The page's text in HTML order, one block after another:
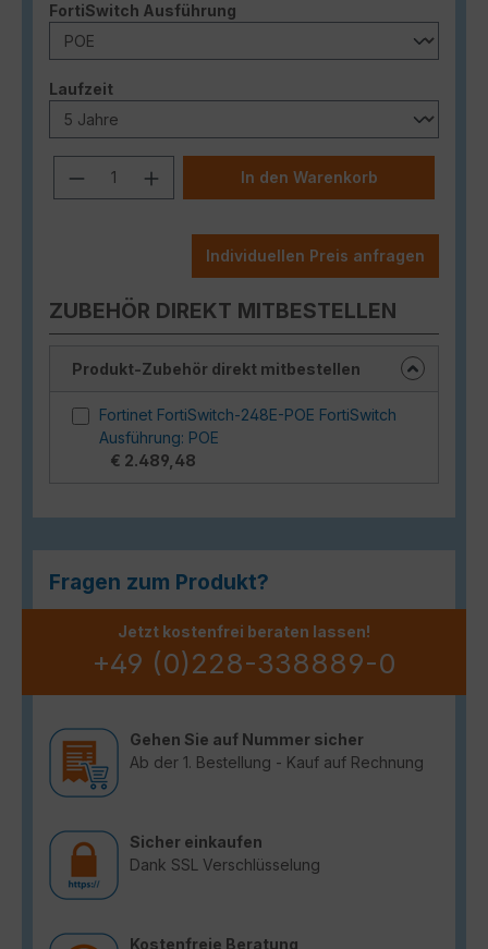
FortiSwitch Ausführung
Laufzeitauswählen
Produkt Anzahl: Gib den
In den Warenkorb
Individuellen Preis anfragen
ZUBEHÖR DIREKT MITBESTELLEN
Produkt-Zubehör direkt mitbestellen
Fortinet FortiSwitch-248E-POE FortiSwitch
Ausführung: POE
€ 2.489,48
Fragen zum Produkt?
Jetzt kostenfrei beraten lassen!
+49 (0)228-338889-0
Gehen Sie auf Nummer sicher
Ab der 1. Bestellung - Kauf auf Rechnung
Sicher einkaufen
Dank SSL Verschlüsselung
Kostenfreie Beratung